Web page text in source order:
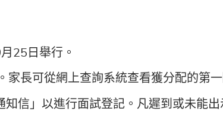
25日舉行。
長可從網上查詢系統查看獲分配的第
信」以進行面試登記。凡遲到或未能